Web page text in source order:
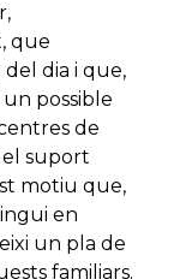
que
dia i que,
possible
de
el suport
motiu que,
en
un pla de
familiars.